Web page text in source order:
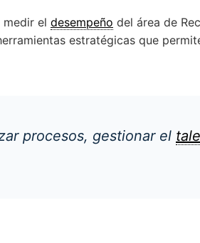
el desempeño del área de
estratégicas que
procesos, gestionar el